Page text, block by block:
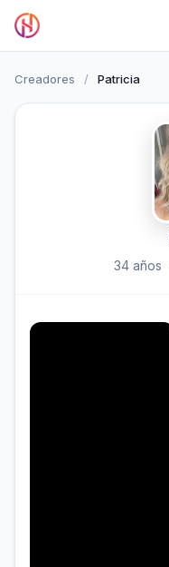
Creadores / Patricia
34 años